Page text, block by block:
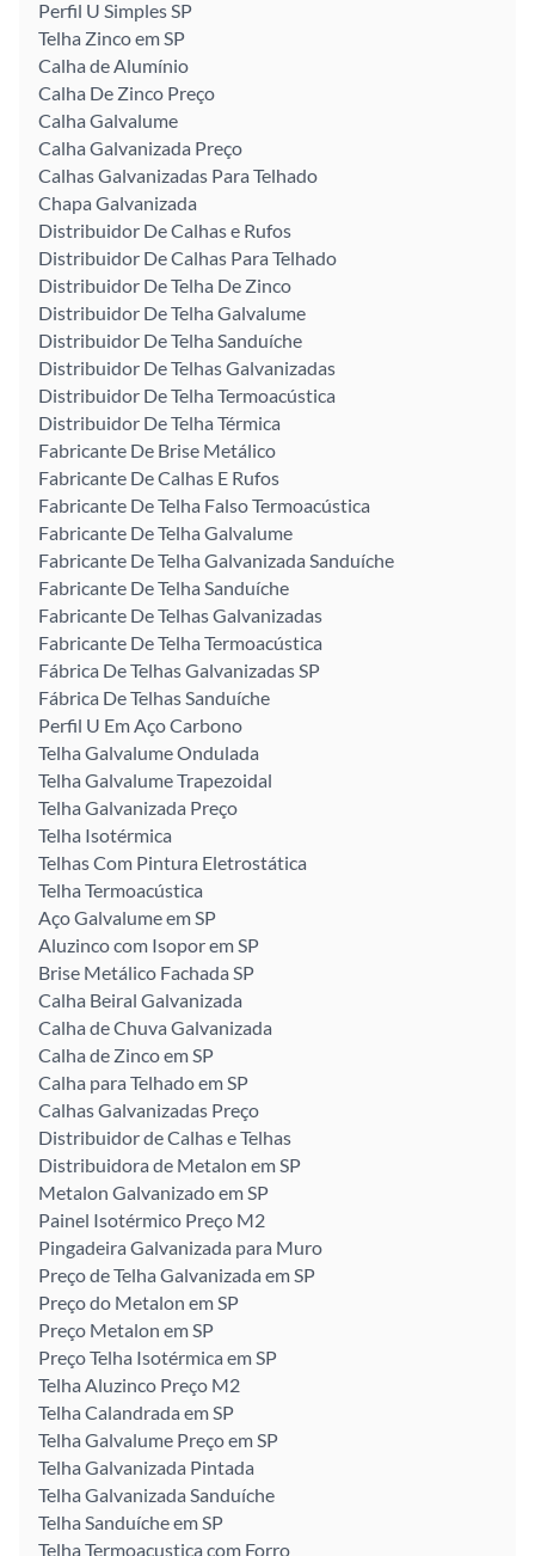
Perfil U Simples SP
Telha Zinco em SP
Calha de Alumínio
Calha De Zinco Preço
Calha Galvalume
Calha Galvanizada Preço
Calhas Galvanizadas Para Telhado
Chapa Galvanizada
Distribuidor De Calhas e Rufos
Distribuidor De Calhas Para Telhado
Distribuidor De Telha De Zinco
Distribuidor De Telha Galvalume
Distribuidor De Telha Sanduíche
Distribuidor De Telhas Galvanizadas
Distribuidor De Telha Termoacústica
Distribuidor De Telha Térmica
Fabricante De Brise Metálico
Fabricante De Calhas E Rufos
Fabricante De Telha Falso Termoacústica
Fabricante De Telha Galvalume
Fabricante De Telha Galvanizada Sanduíche
Fabricante De Telha Sanduíche
Fabricante De Telhas Galvanizadas
Fabricante De Telha Termoacústica
Fábrica De Telhas Galvanizadas SP
Fábrica De Telhas Sanduíche
Perfil U Em Aço Carbono
Telha Galvalume Ondulada
Telha Galvalume Trapezoidal
Telha Galvanizada Preço
Telha Isotérmica
Telhas Com Pintura Eletrostática
Telha Termoacústica
Aço Galvalume em SP
Aluzinco com Isopor em SP
Brise Metálico Fachada SP
Calha Beiral Galvanizada
Calha de Chuva Galvanizada
Calha de Zinco em SP
Calha para Telhado em SP
Calhas Galvanizadas Preço
Distribuidor de Calhas e Telhas
Distribuidora de Metalon em SP
Metalon Galvanizado em SP
Painel Isotérmico Preço M2
Pingadeira Galvanizada para Muro
Preço de Telha Galvanizada em SP
Preço do Metalon em SP
Preço Metalon em SP
Preço Telha Isotérmica em SP
Telha Aluzinco Preço M2
Telha Calandrada em SP
Telha Galvalume Preço em SP
Telha Galvanizada Pintada
Telha Galvanizada Sanduíche
Telha Sanduíche em SP
Telha Termoacustica com Forro